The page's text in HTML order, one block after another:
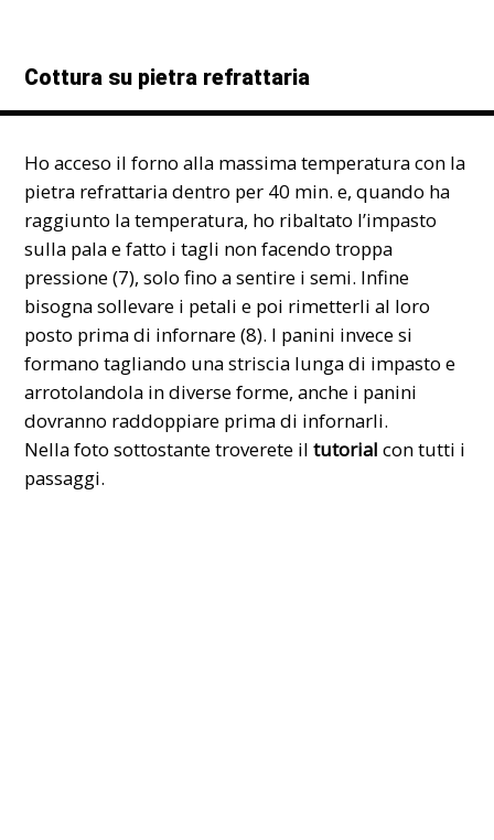
Cottura su pietra refrattaria
Ho acceso il forno alla massima temperatura con la
pietra refrattaria dentro per 40 min. e, quando ha
raggiunto la temperatura, ho ribaltato l’impasto
sulla pala e fatto i tagli non facendo troppa
pressione (7), solo fino a sentire i semi. Infine
bisogna sollevare i petali e poi rimetterli al loro
posto prima di infornare (8). I panini invece si
formano tagliando una striscia lunga di impasto e
arrotolandola in diverse forme, anche i panini
dovranno raddoppiare prima di infornarli.
Nella foto sottostante troverete iltutorialcon tutti i
passaggi.